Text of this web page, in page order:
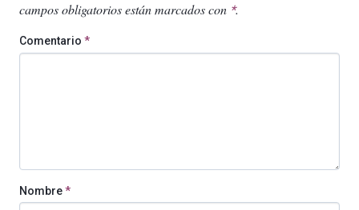
campos obligatorios están marcados con *.
Comentario *
Nombre*